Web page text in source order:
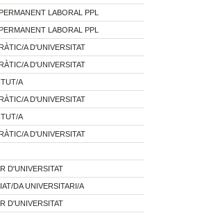
LABORAL PPL
LABORAL PPL
A D'UNIVERSITAT
A D'UNIVERSITAT
A
A D'UNIVERSITAT
A
A D'UNIVERSITAT
D'UNIVERSITAT
DA UNIVERSITARI/A
D'UNIVERSITAT